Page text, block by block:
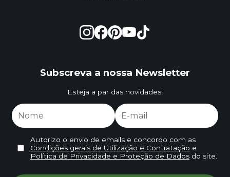
Subscreva a nossa Newsletter
Esteja a par das novidades!
Autorizo o envio de emails e concordo com as
Condições gerais de Utilização e Contratação e
Política de Privacidade e Proteção de Dadosdo site.